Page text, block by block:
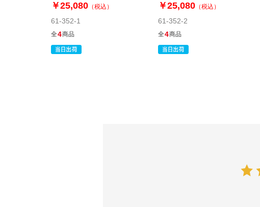
￥25,080 （税込）
61-352-1
全4商品
￥25,080 （税込）
61-352-2
全4商品